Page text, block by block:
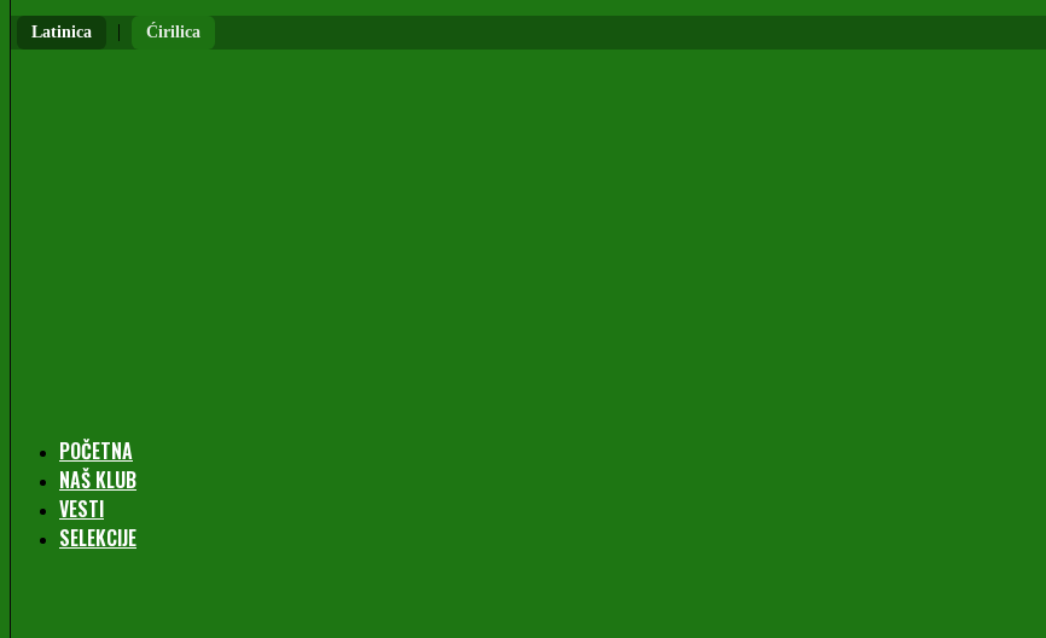
Latinica | Ćirilica
POČETNA
NAŠ KLUB
VESTI
SELEKCIJE